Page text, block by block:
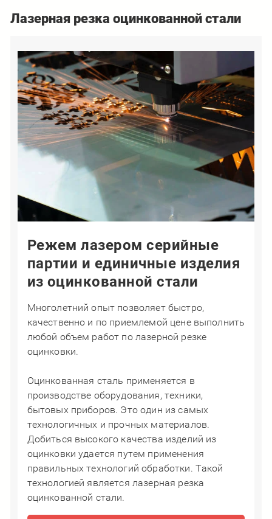
Лазерная резка оцинкованной стали
Режем лазером серийные
партии и единичные изделия
из оцинкованной стали
Многолетний опыт позволяет быстро,
качественно и по приемлемой цене выполнить
любой объем работ по лазерной резке
оцинковки.
Оцинкованная сталь применяется в
производстве оборудования, техники,
бытовых приборов. Это один из самых
технологичных и прочных материалов.
Добиться высокого качества изделий из
оцинковки удается путем применения
правильных технологий обработки. Такой
технологией является лазерная резка
оцинкованной стали.​​​​​​​